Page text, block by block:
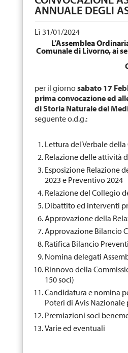
ANNUALE DEGLI
Lì 31/01/2024
L’Assemblea
Comunale di Livorno, ai
per il giornosabato 17
prima convocazione ed
di Storia Naturale del
seguente o.d.g.:
Lettura del Verbale
Relazione delle attività
Esposizione Relazione
2023 e Preventivo 2024
Relazione del Collegio
Dibattito ed interventi
Approvazione della
Approvazione Bilancio
Ratifica Bilancio
Nomina delegati
Rinnovo della
150 soci)
Candidatura e nomina
Poteri di Avis
Premiazioni soci
Varie ed eventuali